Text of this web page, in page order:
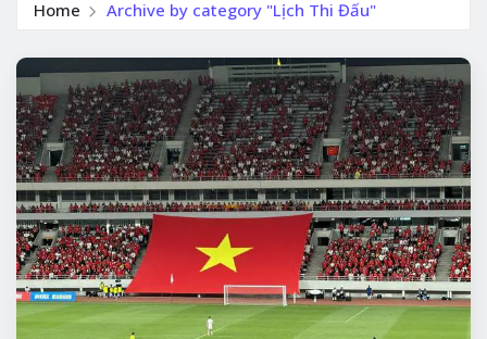
Home Archive by category "Lịch Thi Đấu"